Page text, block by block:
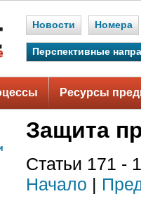
Новости Номера
Перспективные
Ресурсы
Защита
Статьи 171 -
Начало |